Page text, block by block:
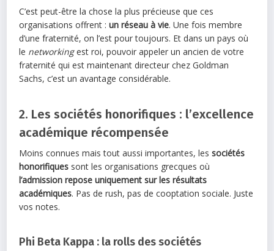
C’est peut-être la chose la plus précieuse que ces
organisations offrent :un réseau à vie. Une fois membre
d’une fraternité, on l’est pour toujours. Et dans un pays où
le networkingest roi, pouvoir appeler un ancien de votre
fraternité qui est maintenant directeur chez Goldman
Sachs, c’est un avantage considérable.
2. Les sociétés honorifiques : l’excellence
académique récompensée
Moins connues mais tout aussi importantes, lessociétés
honorifiques sont les organisations grecques où
l’admission repose uniquement sur les résultats
académiques. Pas de rush, pas de cooptation sociale. Juste
vos notes.
Phi Beta Kappa : la rolls des sociétés